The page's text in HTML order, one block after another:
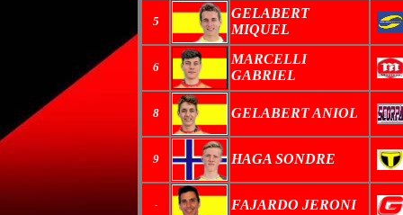
5
GELABERT
MIQUEL
6
MARCELLI
GABRIEL
8 GELABERT ANIOL
9 HAGA SONDRE
- FAJARDO JERONI